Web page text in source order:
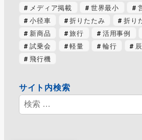
メディア掲載
世界最小
小径車
折りたたみ
折り
新商品
旅行 活用事例
試乗会
軽量 輪行
飛行機
サイト内検索
検
索